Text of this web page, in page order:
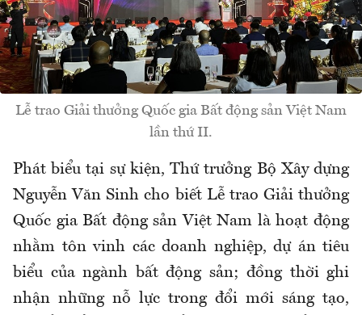
Lễ trao Giải thưởng Quốc gia Bất động sản Việt Nam
lần thứ II.
Phát biểu tại sự kiện, Thứ trưởng Bộ Xây dựng
Nguyễn Văn Sinh cho biết Lễ trao Giải thưởng
Quốc gia Bất động sản Việt Nam là hoạt động
nhằm tôn vinh các doanh nghiệp, dự án tiêu
biểu của ngành bất động sản; đồng thời ghi
nhận những nỗ lực trong đổi mới sáng tạo,